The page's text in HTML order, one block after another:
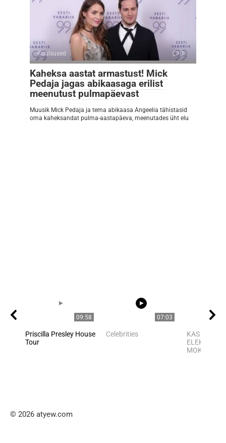
Kuulsused 0
Kaheksa aastat armastust! Mick
Pedaja jagas abikaasaga erilist
meenutust pulmapäevast
Muusik Mick Pedaja ja tema abikaasa Angeelia tähistasid
oma kaheksandat pulma-aastapäeva, meenutades üht elu
09:58
Priscilla Presley House
Tour
07:03
Celebrities
KAS IŠRADO
ELEKTRĄ? 6
© 2026 atyew.com